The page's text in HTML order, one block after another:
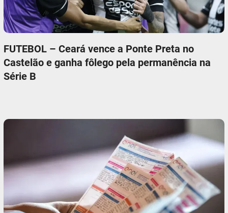
FUTEBOL – Ceará vence a Ponte Preta no
Castelão e ganha fôlego pela permanência na
Série B